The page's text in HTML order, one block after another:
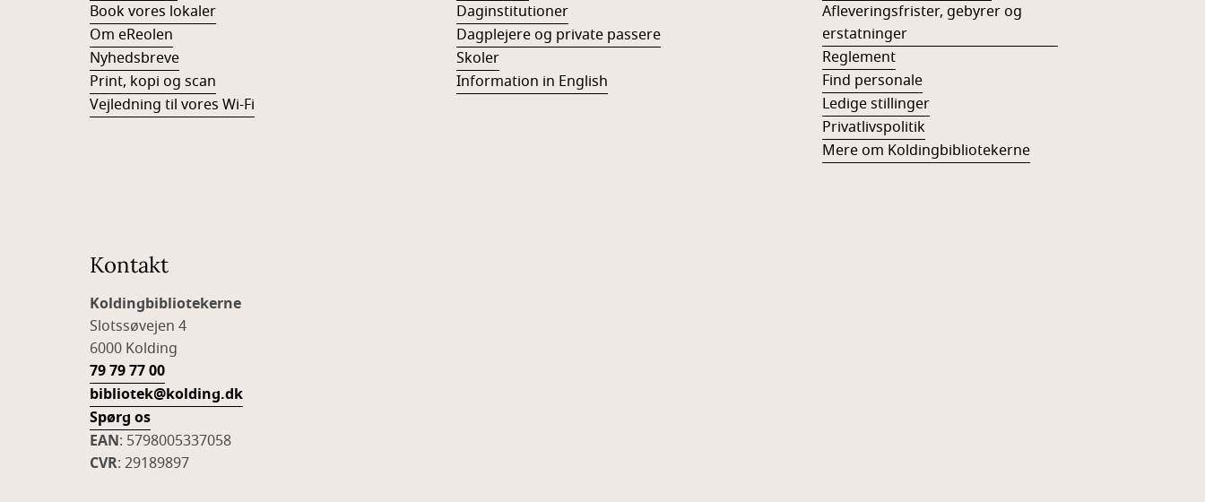
Book vores lokaler
Om eReolen
Nyhedsbreve
Print, kopi og scan
Vejledning til vores Wi-Fi
Daginstitutioner
Dagplejere og private passere
Skoler
Information in English
Afleveringsfrister, gebyrer og
erstatninger
Reglement
Find personale
Ledige stillinger
Privatlivspolitik
Mere om Koldingbibliotekerne
Kontakt
Koldingbibliotekerne
Slotssøvejen 4
6000 Kolding
79 79 77 00
bibliotek@kolding.dk
Spørg os
EAN: 5798005337058
CVR: 29189897